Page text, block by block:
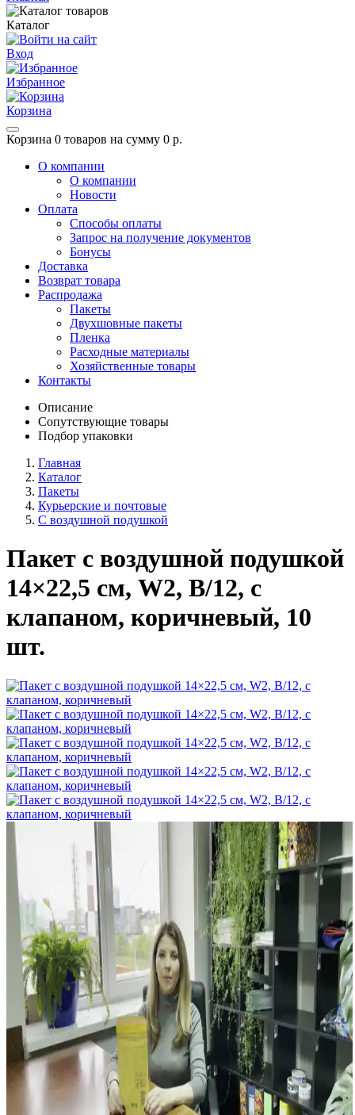
Каталог
Вход
Избранное
Корзина
Корзина 0 товаров на сумму 0 р.
О компании
О компании
Новости
Оплата
Способы оплаты
Запрос на получение документов
Бонусы
Доставка
Возврат товара
Распродажа
Пакеты
Двухшовные пакеты
Пленка
Расходные материалы
Хозяйственные товары
Контакты
Описание
Сопутствующие товары
Подбор упаковки
Главная
Каталог
Пакеты
Курьерские и почтовые
С воздушной подушкой
Пакет с воздушной подушкой
14×22,5 см, W2, B/12, с
клапаном, коричневый, 10
шт.